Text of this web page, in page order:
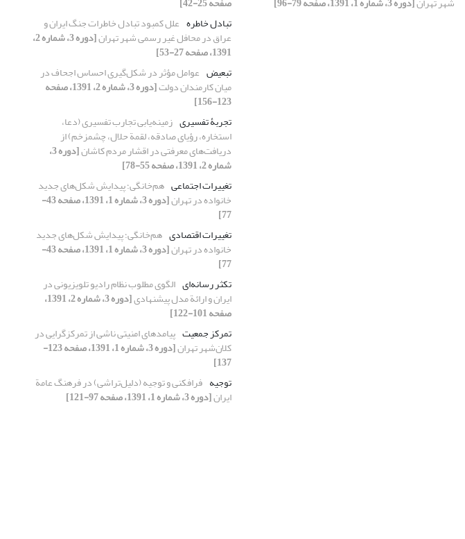
تبادل خاطره علل کمبود تبادل خاطرات جنگ ایران و
عراق در محافل غیر رسمی شهر تهران [دوره 3، شماره 2،
1391، صفحه 27-53]
تبعیض عوامل مؤثر در شکل‌گیری احساس اجحاف در
میان کارمندان دولت [دوره 3، شماره 2، 1391، صفحه
123-156]
تجربۀ تفسیری زمینه‌یابی تجارب تفسیری (دعا،
استخاره، رؤیای صادقه، لقمة حلال، چشم‏زخم) از
دریافت‌های معرفتی در اقشار مردم کاشان [دوره 3،
شماره 2، 1391، صفحه 55-78]
تغییرات اجتماعی هم‌خانگی؛ پیدایش شکل‌های جدید
خانواده در تهران [دوره 3، شماره 1، 1391، صفحه 43-
77]
تغییرات اقتصادی هم‌خانگی؛ پیدایش شکل‌های جدید
خانواده در تهران [دوره 3، شماره 1، 1391، صفحه 43-
77]
تکثر رسانه‌ای الگوی مطلوب نظام رادیو تلویزیونی در
ایران و ارائة مدل پیشنهادی [دوره 3، شماره 2، 1391،
صفحه 101-122]
تمرکز جمعیت پیامدهای امنیتی ناشی از تمرکزگرایی در
کلان‌شهر تهران [دوره 3، شماره 1، 1391، صفحه 123-
137]
توجیه فرافکنی و توجیه (دلیل‌تراشی) در فرهنگ عامة
ایران[دوره 3، شماره 1، 1391، صفحه 97-121]